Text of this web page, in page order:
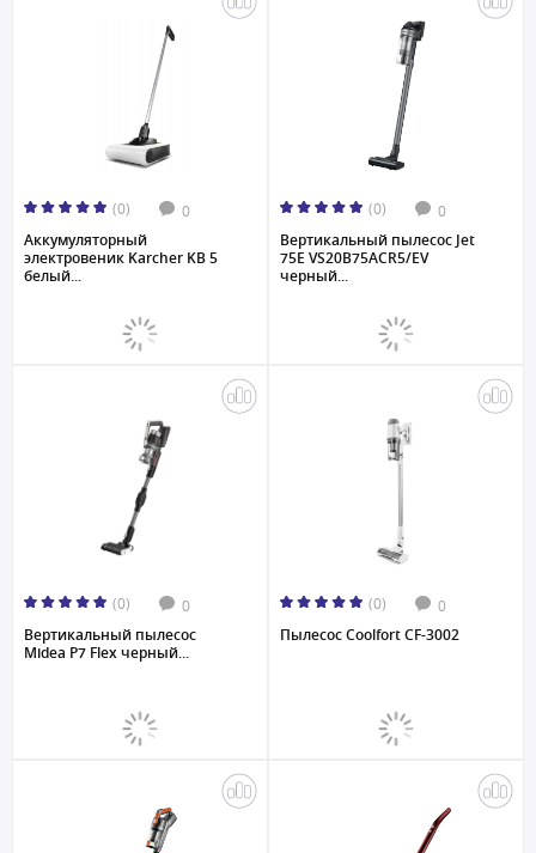
(0) 0
Аккумуляторный
электровеник Karcher KB 5
белый...
(0) 0
Вертикальный пылесос Jet
75E VS20B75ACR5/EV
черный...
(0) 0
Вертикальный пылесос
Midea P7 Flex черный...
(0) 0
Пылесос Coolfort CF-3002